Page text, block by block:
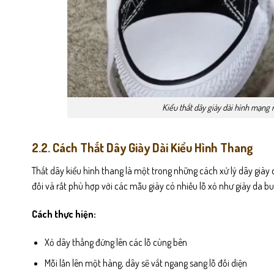
Kiểu thắt dây giày dài hình mạng
2.2. Cách Thắt Dây Giày Dài Kiểu Hình Thang
Thắt dây kiểu hình thang là một trong những cách xử lý dây giày
đối và rất phù hợp với các mẫu giày có nhiều lỗ xỏ như giày da
Cách thực hiện:
Xỏ dây thẳng đứng lên các lỗ cùng bên
Mỗi lần lên một hàng, dây sẽ vắt ngang sang lỗ đối diện